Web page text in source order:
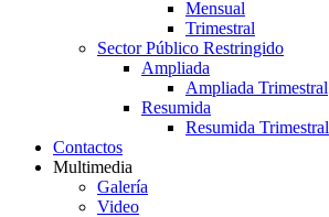
Mensual
Trimestral
Sector Público Restringido
Ampliada
Ampliada Trimestral
Resumida
Resumida Trimestral
Contactos
Multimedia
Galería
Video